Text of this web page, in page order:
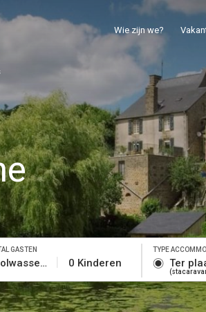
Wie zijn we?
GASTEN
2 Volwassenen 0 Kinderen
TYPE
Ter